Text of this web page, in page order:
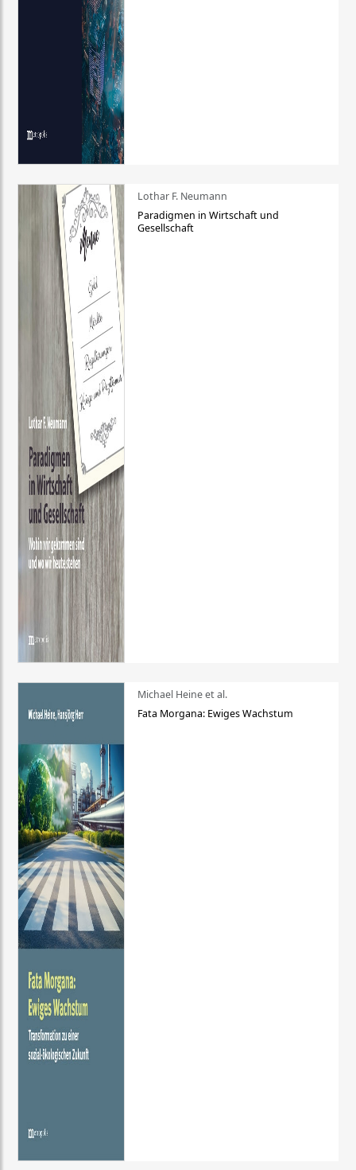
Lothar F. Neumann
Paradigmen in Wirtschaft und
Gesellschaft
Michael Heine et al.
Fata Morgana: Ewiges Wachstum